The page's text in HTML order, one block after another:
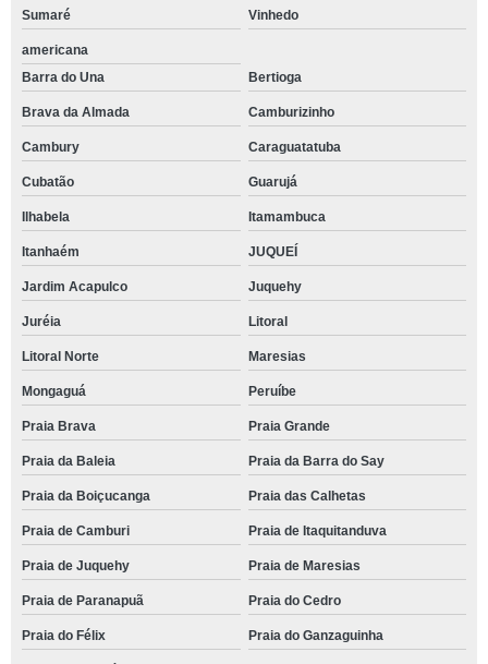
Sumaré Vinhedo
americana
Barra do Una
Bertioga
Brava da Almada Camburizinho
Cambury Caraguatatuba
Cubatão Guarujá
Ilhabela Itamambuca
Itanhaém JUQUEÍ
Jardim Acapulco Juquehy
Juréia Litoral
Litoral Norte Maresias
Mongaguá Peruíbe
Praia Brava Praia Grande
Praia da Baleia Praia da Barra do Say
Praia da Boiçucanga Praia das Calhetas
Praia de Camburi Praia de Itaquitanduva
Praia de Juquehy Praia de Maresias
Praia de Paranapuã Praia do Cedro
Praia do Félix Praia do Ganzaguinha